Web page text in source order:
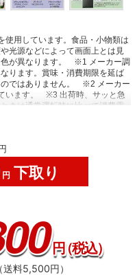
用しています。食品・小物類は
光源などによって画面上とは見
が異なります。
※1 メーカー調
ります。賞味・消費期限を延ば
ではありません。
※2 メーカー
ます。
※3 出荷時、サッと急
きは通常運転時に比べて消費電
は、手で持てるくらいの温度
ると氷に白い浮遊物が混じるこ
れたもので飲用しても影響はあ
分によるメーカー脱臭性能試験に
れないことがあります。
、アイスクリームが軟らかくな
す。
円 下取り
円（税込）
料5,500円）